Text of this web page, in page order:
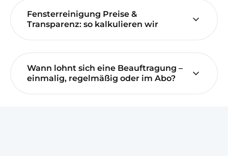
Fensterreinigung Preise &
Transparenz: so kalkulieren wir
Wann lohnt sich eine Beauftragung –
einmalig, regelmäßig oder im Abo?